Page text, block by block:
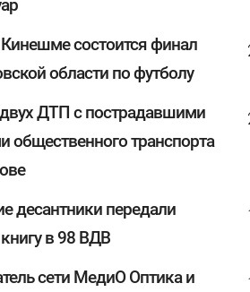
Кинешме состоится финал
области по футболу
ДТП с пострадавшими
общественного транспорта
десантники передали
в 98 ВДВ
сети МедиО Оптика и